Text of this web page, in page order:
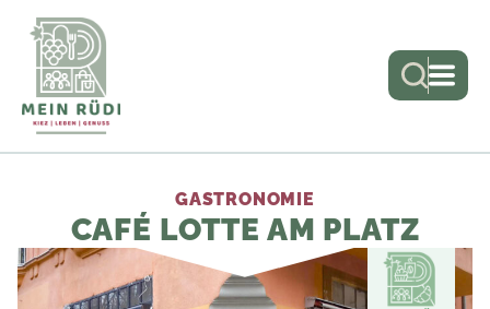
GASTRONOMIE
CAFÉ LOTTE AM PLATZ